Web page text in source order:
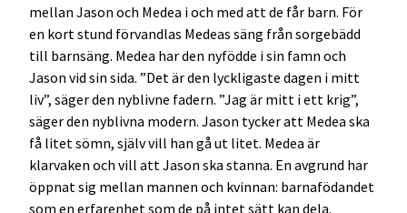
mellan Jason och Medea i och med att de får barn. För
en kort stund förvandlas Medeas säng från sorgebädd
till barnsäng. Medea har den nyfödde i sin famn och
Jason vid sin sida. ”Det är den lyckligaste dagen i mitt
liv”, säger den nyblivne fadern. ”Jag är mitt i ett krig”,
säger den nyblivna modern. Jason tycker att Medea ska
få litet sömn, själv vill han gå ut litet. Medea är
klarvaken och vill att Jason ska stanna. En avgrund har
öppnat sig mellan mannen och kvinnan: barnafödandet
som en erfarenhet som de på intet sätt kan dela.